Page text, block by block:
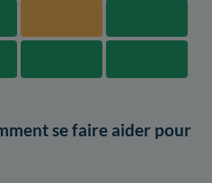
se faire aider pour